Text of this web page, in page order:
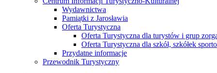
Wydawnictwa
Pamiątki z Jarosławia
Oferta Turystyczna
Oferta Turystyczna dla turystów i grup
Oferta Turystyczna dla szkół, szkółek
Przydatne informacje
Przewodnik Turystyczny